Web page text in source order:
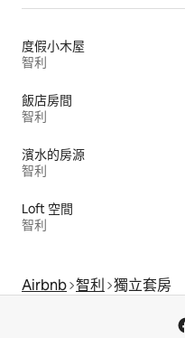
度假小木屋
智利
飯店房間
智利
濱水的房源
智利
Loft 空間
智利
Airbnb 智利 獨立套房